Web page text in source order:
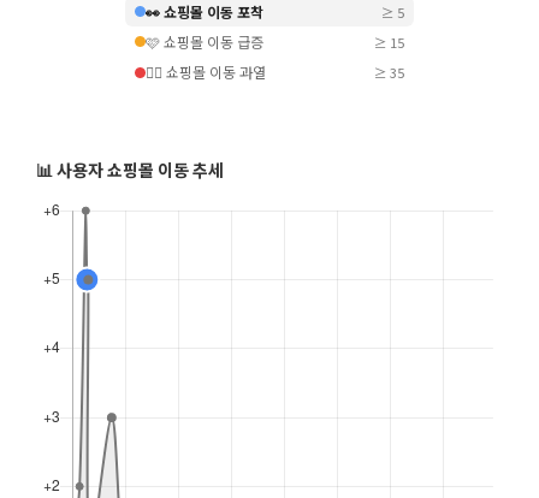
👀 쇼핑몰 이동 포착 ≥ 5
🩷 쇼핑몰 이동 급증 ≥ 15
❤️‍🔥 쇼핑몰 이동 과열 ≥ 35
📊 사용자 쇼핑몰 이동 추세